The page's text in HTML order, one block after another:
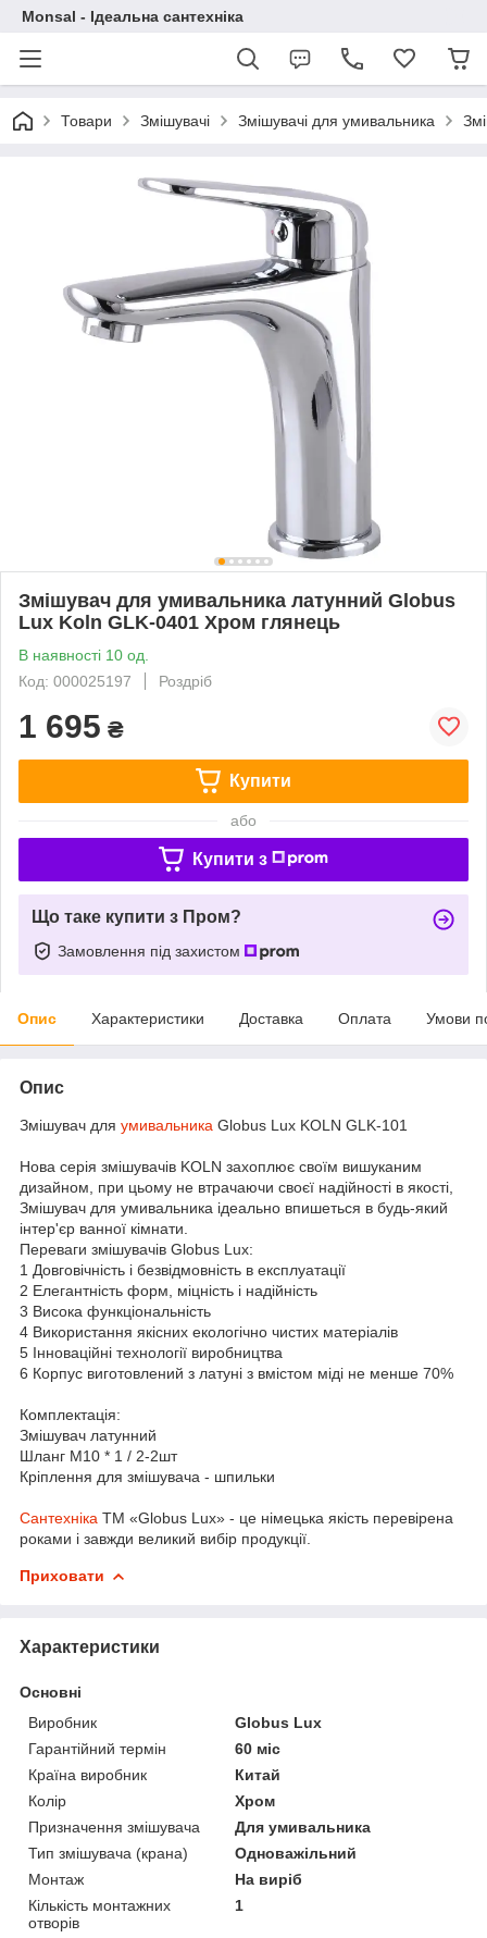
Monsal - Ідеальна сантехніка
Товари Змішувачі Змішувачі для умивальника
Змішувач для умивальника латунний Globus
Lux Koln GLK-0401 Хром глянець
В наявності 10 од.
Код: 000025197
Роздріб
1 695 ₴
Купити
або
Купити з
Що таке купити з Пром?
Замовлення під захистом
Опис Характеристики Доставка Оплата Умови
Опис
Змішувач для умивальника Globus Lux KOLN GLK-101
Нова серія змішувачів KOLN захоплює своїм вишуканим
дизайном, при цьому не втрачаючи своєї надійності в якості,
Змішувач для умивальника ідеально впишеться в будь-який
інтер'єр ванної кімнати.
Переваги змішувачів Globus Lux:
1 Довговічність і безвідмовність в експлуатації
2 Елегантність форм, міцність і надійність
3 Висока функціональність
4 Використання якісних екологічно чистих матеріалів
5 Інноваційні технології виробництва
6 Корпус виготовлений з латуні з вмістом міді не менше 70%
Комплектація:
Змішувач латунний
Шланг М10 * 1 / 2-2шт
Кріплення для змішувача - шпильки
Сантехніка ТМ «Globus Lux» - це німецька якість перевірена
роками і завжди великий вибір продукції.
Приховати
Характеристики
Основні
Виробник
Globus Lux
Гарантійний термін
60 міс
Країна виробник
Китай
Колір
Хром
Призначення змішувача
Для умивальника
Тип змішувача (крана)
Одноважільний
Монтаж
На виріб
Кількість монтажних
отворів
1